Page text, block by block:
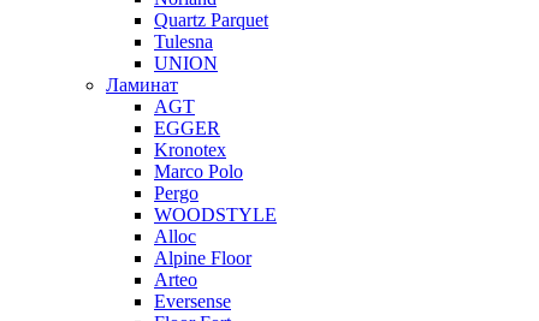
Quartz Parquet
Tulesna
UNION
Ламинат
AGT
EGGER
Kronotex
Marco Polo
Pergo
WOODSTYLE
Alloc
Alpine Floor
Arteo
Eversense